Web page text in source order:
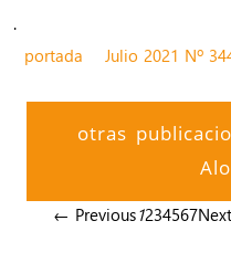
.
portada
Julio 2021 Nº
otras
← Previous1234567